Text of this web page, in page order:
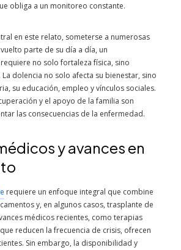
obliga a un monitoreo constante.
en este relato, someterse a numerosas
parte de su día a día, un
no solo fortaleza física, sino
dolencia no solo afecta su bienestar, sino
su educación, empleo y vínculos sociales.
y el apoyo de la familia son
las consecuencias de la enfermedad.
y avances en
requiere un enfoque integral que combine
y, en algunos casos, trasplante de
médicos recientes, como terapias
reducen la frecuencia de crisis, ofrecen
Sin embargo, la disponibilidad y